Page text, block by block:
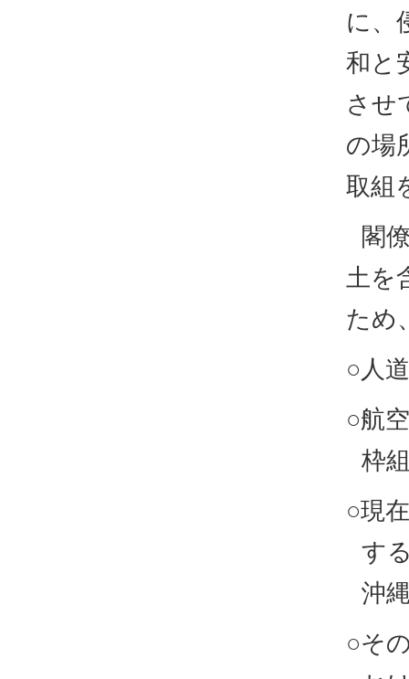
に、
和と
させ
の場
取組
閣
土を
ため
○人
○航
枠
○現
す
沖
○そ